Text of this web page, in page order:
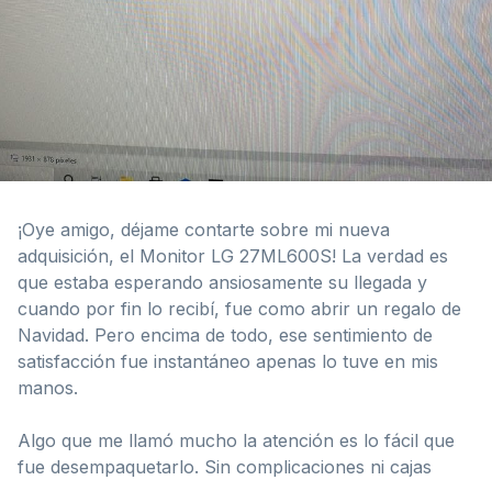
¡Oye amigo, déjame contarte sobre mi nueva
adquisición, el Monitor LG 27ML600S! La verdad es
que estaba esperando ansiosamente su llegada y
cuando por fin lo recibí, fue como abrir un regalo de
Navidad. Pero encima de todo, ese sentimiento de
satisfacción fue instantáneo apenas lo tuve en mis
manos.
Algo que me llamó mucho la atención es lo fácil que
fue desempaquetarlo. Sin complicaciones ni cajas